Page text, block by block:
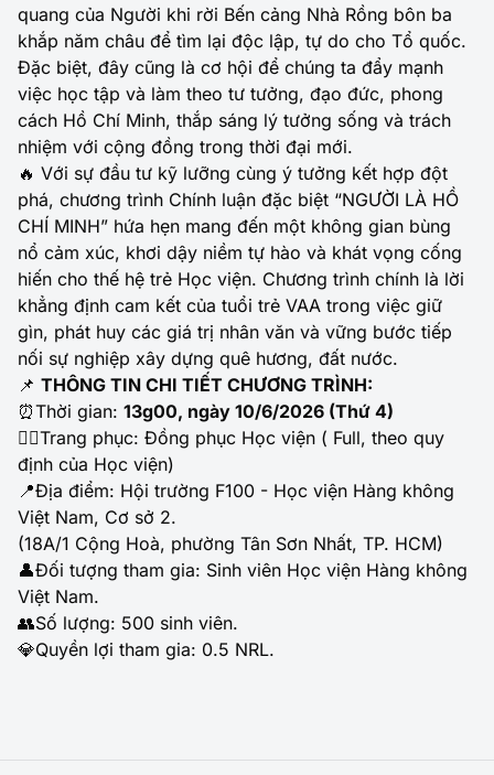
quang của Người khi rời Bến cảng Nhà Rồng bôn ba
khắp năm châu để tìm lại độc lập, tự do cho Tổ quốc.
Đặc biệt, đây cũng là cơ hội để chúng ta đẩy mạnh
việc học tập và làm theo tư tưởng, đạo đức, phong
cách Hồ Chí Minh, thắp sáng lý tưởng sống và trách
nhiệm với cộng đồng trong thời đại mới.
🔥 Với sự đầu tư kỹ lưỡng cùng ý tưởng kết hợp đột
phá, chương trình Chính luận đặc biệt “NGƯỜI LÀ HỒ
CHÍ MINH” hứa hẹn mang đến một không gian bùng
nổ cảm xúc, khơi dậy niềm tự hào và khát vọng cống
hiến cho thế hệ trẻ Học viện. Chương trình chính là lời
khẳng định cam kết của tuổi trẻ VAA trong việc giữ
gìn, phát huy các giá trị nhân văn và vững bước tiếp
nối sự nghiệp xây dựng quê hương, đất nước.
📌 THÔNG TIN CHI TIẾT CHƯƠNG TRÌNH:
⏰Thời gian: 13g00, ngày 10/6/2026 (Thứ 4)
🧑‍✈️Trang phục: Đồng phục Học viện ( Full, theo quy
định của Học viện)
📍Địa điểm: Hội trường F100 - Học viện Hàng không
Việt Nam, Cơ sở 2.
(18A/1 Cộng Hoà, phường Tân Sơn Nhất, TP. HCM)
👤Đối tượng tham gia: Sinh viên Học viện Hàng không
Việt Nam.
👥Số lượng: 500 sinh viên.
💎Quyền lợi tham gia: 0.5 NRL.